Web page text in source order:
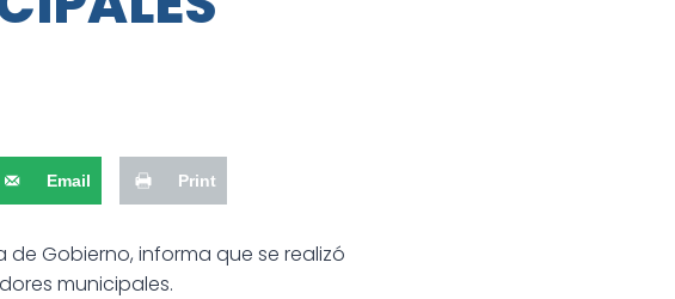
Email Print
de Gobierno, informa que se realizó
municipales.